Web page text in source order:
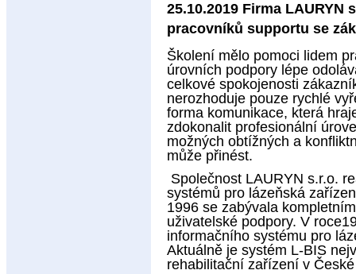
25.10.2019 Firma
pracovníků supportu se
Školení mělo pomoci lidem
úrovních podpory lépe
celkové spokojenosti
nerozhoduje pouze rychlé
forma komunikace, která
zdokonalit profesionální
možných obtížných a
může přinést.
Společnost LAURYN s.r.o.
systémů pro lázeňská
1996 se zabývala
uživatelské podpory. V
informačního systému pro
Aktuálně je systém L-BIS
rehabilitační zařízení v